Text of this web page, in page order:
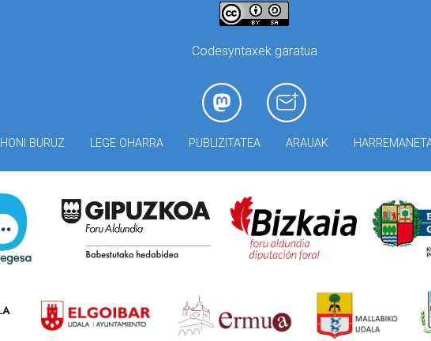
Codesyntaxek garatua
HONI BURUZ LEGE OHARRA PUBLIZITATEA ARAUAK